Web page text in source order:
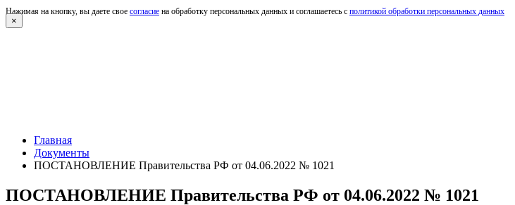
Нажимая на кнопку, вы даете свое согласие на обработку персональных данных и соглашаетесь с политикой обработки персональных данных
×
Главная
Документы
ПОСТАНОВЛЕНИЕ Правительства РФ от 04.06.2022 № 1021
ПОСТАНОВЛЕНИЕ Правительства РФ от 04.06.2022 № 1021